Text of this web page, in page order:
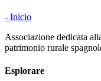
- Inicio
Associazione dedicata
patrimonio rurale
Esplorare